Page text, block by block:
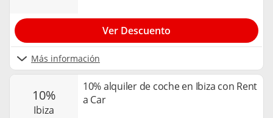
Más información
Ver Descuento
10%
ibiza
10% alquiler de coche en Ibiza con Rent
a Car